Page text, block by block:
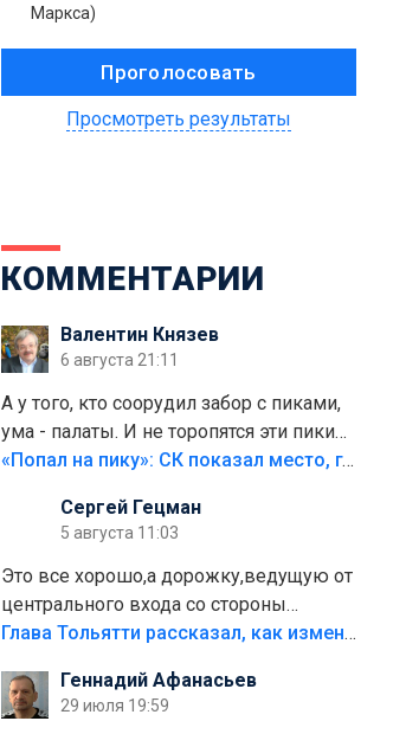
Маркса)
Просмотреть результаты
КОММЕНТАРИИ
Валентин Князев
6 августа 21:11
А у того, кто соорудил забор с пиками,
ума - палаты. И не торопятся эти пики
срезать
«Попал на пику»: СК показал место, где был смертельно травмирован ребенок в Тольятти
Сергей Гецман
5 августа 11:03
Это все хорошо,а дорожку,ведущую от
центрального входа со стороны
кафе"Мираж" к аттракционам слабо
плитки не хватило,т.к.осенью и зимой
лежала в парке и испортилась.Да
Глава Тольятти рассказал, как изменится парк Центрального района
Геннадий Афанасьев
29 июля 19:59